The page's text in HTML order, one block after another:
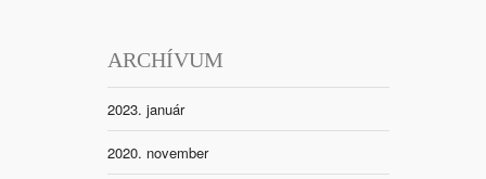
ARCHÍVUM
2023. január
2020. november